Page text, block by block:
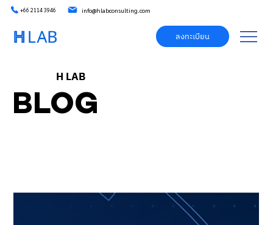
+66 2114 3946 info@hlabconsulting.com
ลงทะเบียน
H LAB
BLOG